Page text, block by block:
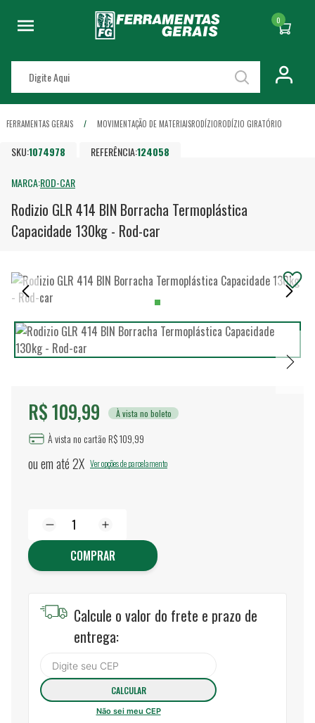
0
FERRAMENTAS GERAIS MOVIMENTAÇÃO DE MATERIAISRODÍZIORODÍZIO GIRATÓRIO
SKU:1074978 REFERÊNCIA:124058
MARCA:ROD-CAR
Rodizio GLR 414 BIN Borracha Termoplástica
Capacidade 130kg - Rod-car
R$ 109,99 À vista no boleto
À vista no cartão R$ 109,99
ou em até2X Ver opções de parcelamento
COMPRAR
Calcule o valor do frete e prazo de
entrega:
Não sei meu CEP